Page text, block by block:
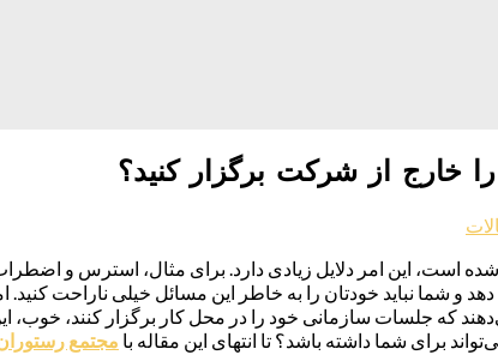
خارج از شرکت برگزار کنید؟
است، این امر دلایل زیادی دارد. برای مثال، استرس و
و شما نباید خودتان را به خاطر این مسائل خیلی ناراحت
که جلسات سازمانی خود را در محل کار برگزار کنند، خوب،
برای شما داشته باشد؟ تا انتهای این مقاله با مجتمع رستوران